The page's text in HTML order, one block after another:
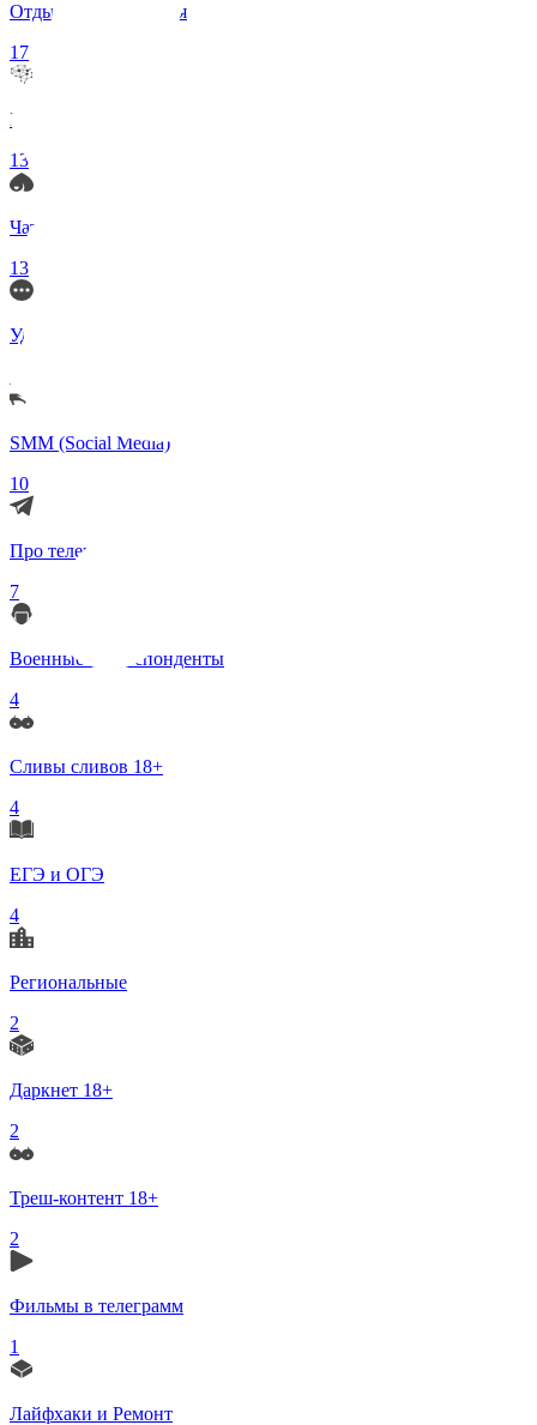
Отдых и Развлечения
17
Нейросети и ИИ
13
Чаты по интересам
13
Удаленка (Работа)
SMM (Social Media)
10
Про телеграмм
7
Военные корреспонденты
4
Сливы сливов 18+
4
ЕГЭ и ОГЭ
4
Региональные
2
Даркнет 18+
2
Треш-контент 18+
2
Фильмы в телеграмм
1
Лайфхаки и Ремонт